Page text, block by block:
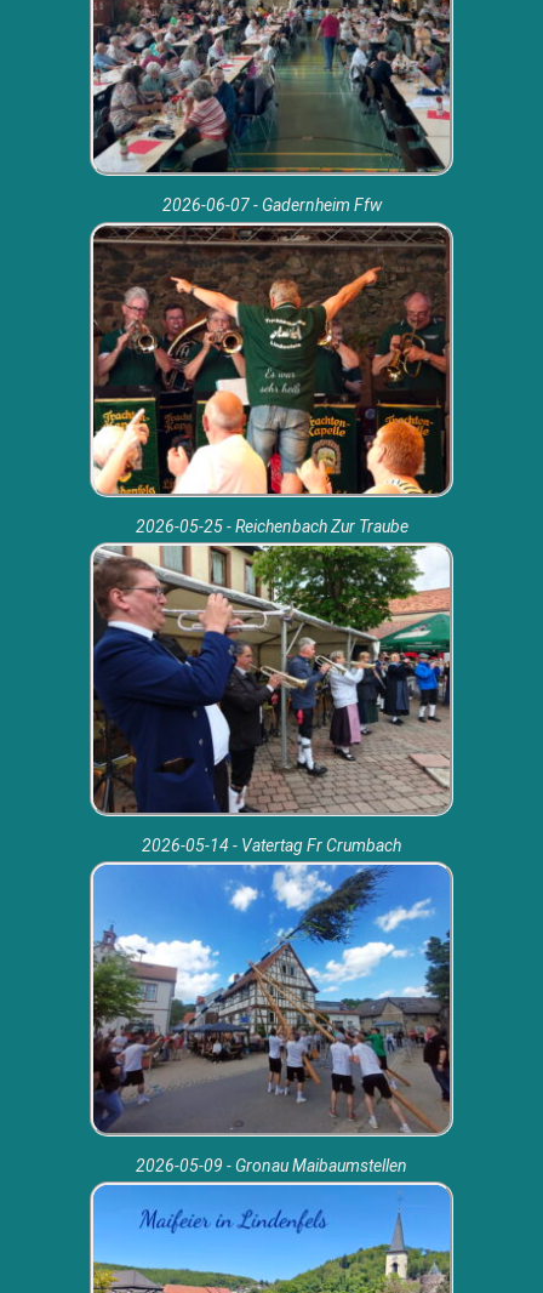
2026-06-07 - Gadernheim Ffw
2026-05-25 - Reichenbach Zur Traube
2026-05-14 - Vatertag Fr Crumbach
2026-05-09 - Gronau Maibaumstellen